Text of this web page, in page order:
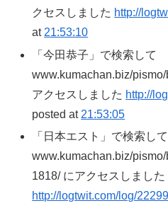
クセスしました http://
at 21:53:10
「今田恭子」で検索して
www.kumachan.biz/
アクセスしました http://
posted at 21:53:05
「日本エスト」で検索して
www.kumachan.biz/
1818/ にアクセスしました
http://logtwit.com/log/